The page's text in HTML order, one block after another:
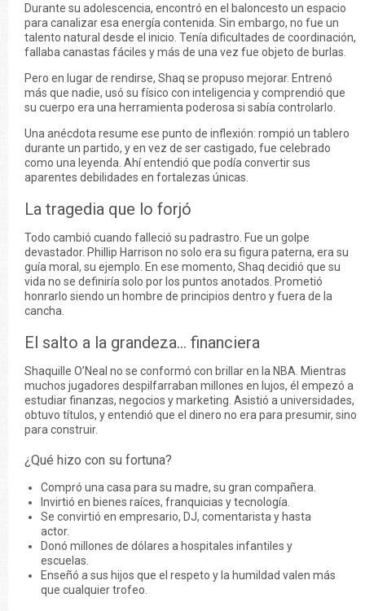
Durante su adolescencia, encontró en el baloncesto un espacio
para canalizar esa energía contenida. Sin embargo, no fue un
talento natural desde el inicio. Tenía dificultades de coordinación,
fallaba canastas fáciles y más de una vez fue objeto de burlas.
Pero en lugar de rendirse, Shaq se propuso mejorar. Entrenó
más que nadie, usó su físico con inteligencia y comprendió que
su cuerpo era una herramienta poderosa si sabía controlarlo.
Una anécdota resume ese punto de inflexión: rompió un tablero
durante un partido, y en vez de ser castigado, fue celebrado
como una leyenda. Ahí entendió que podía convertir sus
aparentes debilidades en fortalezas únicas.
La tragedia que lo forjó
Todo cambió cuando falleció su padrastro. Fue un golpe
devastador. Phillip Harrison no solo era su figura paterna, era su
guía moral, su ejemplo. En ese momento, Shaq decidió que su
vida no se definiría solo por los puntos anotados. Prometió
honrarlo siendo un hombre de principios dentro y fuera de la
cancha.
El salto a la grandeza… financiera
Shaquille O’Neal no se conformó con brillar en la NBA. Mientras
muchos jugadores despilfarraban millones en lujos, él empezó a
estudiar finanzas, negocios y marketing. Asistió a universidades,
obtuvo títulos, y entendió que el dinero no era para presumir, sino
para construir.
¿Qué hizo con su fortuna?
Compró una casa para su madre, su gran compañera.
Invirtió en bienes raíces, franquicias y tecnología.
Se convirtió en empresario, DJ, comentarista y hasta
actor.
Donó millones de dólares a hospitales infantiles y
escuelas.
Enseñó a sus hijos que el respeto y la humildad valen más
que cualquier trofeo.